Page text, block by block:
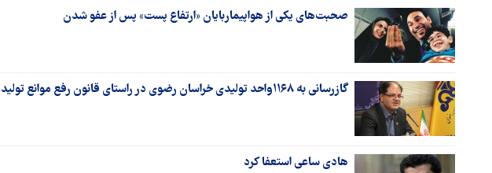
صحبت‌های یکی از هواپیماربایان «ارتفاع پست» پس از عفو شدن
گازرسانی به ۱۱۶۸واحد تولیدی خراسان رضوی در راستای قانون رفع موانع تولید
هادی ساعی استعفا کرد